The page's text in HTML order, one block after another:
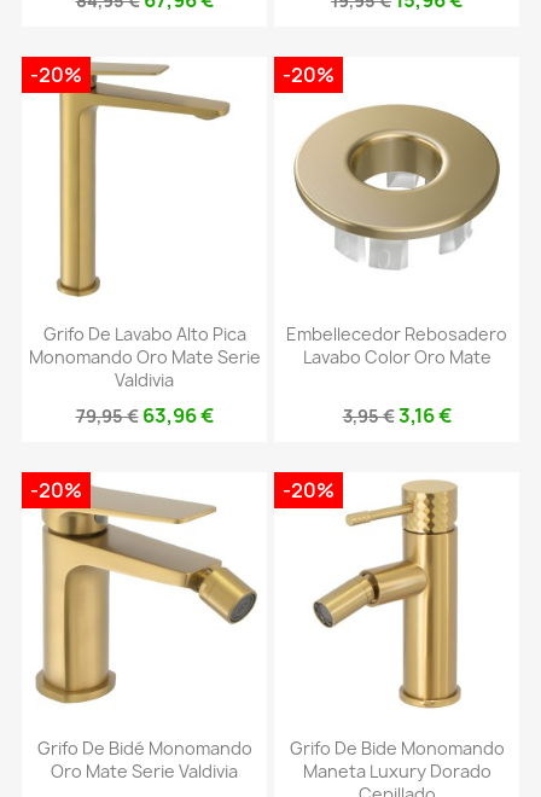
Grifo De Lavabo Alto Pica
Monomando Oro Mate Serie
Valdivia
79,95 € 63,96 €
-20%
Embellecedor Rebosadero
Lavabo Color Oro Mate
3,95 €3,16 €
-20%
Grifo De Bidé Monomando
Oro Mate Serie Valdivia
-20%
Grifo De Bide Monomando
Maneta Luxury Dorado
-20%